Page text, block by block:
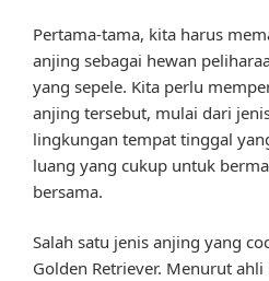
Pertama-tama, kita harus
anjing sebagai hewan
yang sepele. Kita perlu
anjing tersebut, mulai dari
lingkungan tempat tinggal
luang yang cukup untuk
bersama.
Salah satu jenis anjing yang
Golden Retriever. Menurut